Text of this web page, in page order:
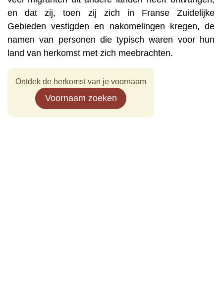
en dat zij, toen zij zich in Franse Zuidelijke
Gebieden vestigden en nakomelingen kregen, de
namen van personen die typisch waren voor hun
land van herkomst met zich meebrachten.
Ontdek de herkomst van je voornaam
Voornaam zoeken